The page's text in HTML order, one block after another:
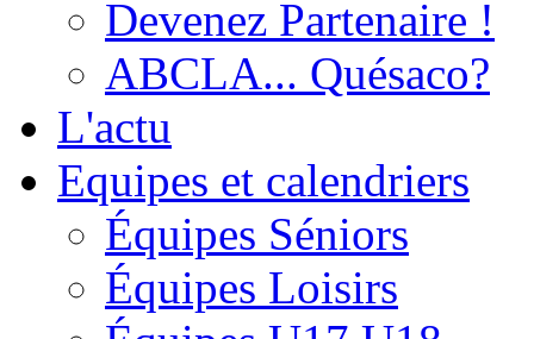
Devenez Partenaire !
ABCLA... Quésaco?
L'actu
Equipes et calendriers
Équipes Séniors
Équipes Loisirs